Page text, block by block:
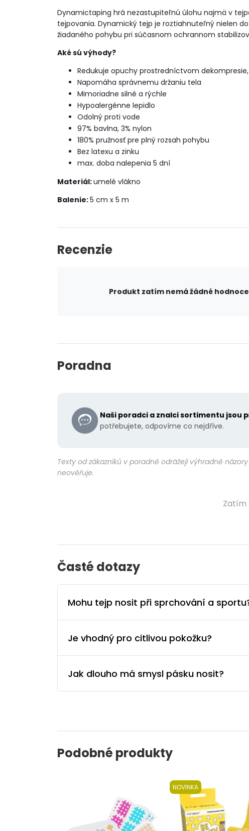
Dynamictaping hrá nezastupiteľnú úlohu najmä v
tejpovania. Dynamický tejp je roztiahnuteľný nielen
žiadaného pohybu pri súčasnom ochrannom
Aké sú výhody?
Redukuje opuchy prostredníctvom
Napomáha správnemu držaniu tela
Mimoriadne silné a rýchle
Hypoalergénne lepidlo
Odolný proti vode
97% bavlna, 3% nylon
180% pružnosť pre plný rozsah pohybu
Bez latexu a zinku
max. doba nalepenia 5 dní
Materiál:umelé vlákno
Balenie:5 cm x 5 m
Recenzie
Produkt zatím nemá žádné
Poradna
Naši poradci a znalci sortimentu jsou
potřebujete, odpovíme co nejdříve.
Texty od zákazníků v poradně odrážejí výhradně
neověřuje.
Zatím
Časté dotazy
Mohu tejp nosit při sprchování a
Je vhodný pro citlivou pokožku?
Jak dlouho má smysl pásku nosit?
Podobné produkty
NOVINKA